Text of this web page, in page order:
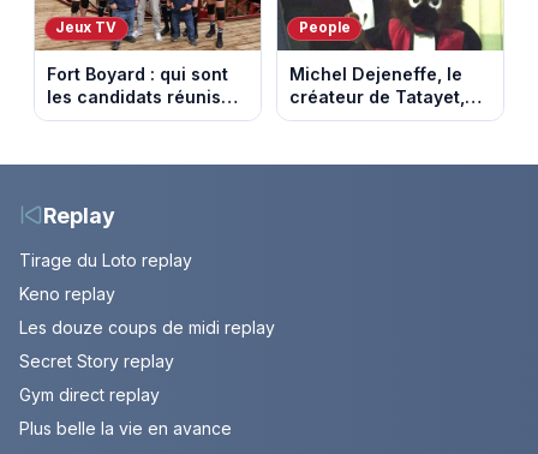
Jeux TV
Fort Boyard : qui sont
les candidats réunis
par Cyril Féraud ce
People
Michel Dejeneffe, le
créateur de Tatayet,
est mort à 77 ans
Replay
Tirage du Loto replay
Keno replay
Les douze coups de midi replay
Secret Story replay
Gym direct replay
Plus belle la vie en avance